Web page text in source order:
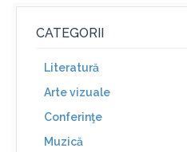
CATEGORII
Literatură
Arte vizuale
Conferinţe
Muzică